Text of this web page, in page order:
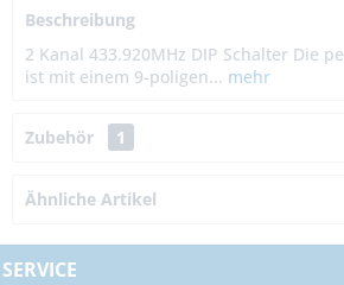
Beschreibung
2 Kanal 433.920MHz DIP Schalter Die
ist mit einem 9-poligen... mehr
Zubehör 1
Ähnliche Artikel
SERVICE